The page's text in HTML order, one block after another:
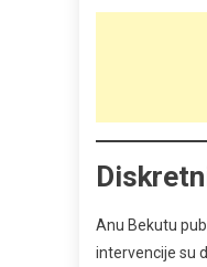
Anu Bekutu
intervencije su